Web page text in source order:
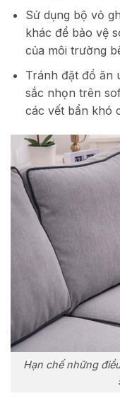
Sử dụng bộ vỏ
khác để bảo vệ
của môi trường
Tránh đặt đồ ăn
sắc nhọn trên
các vết bẩn khó
Hạn chế những